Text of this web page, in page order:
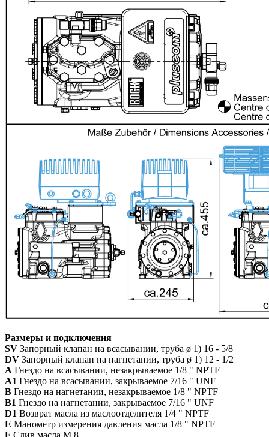
Размеры и подключения
SV Запорный клапан на всасывании, труба ø 1) 16 - 5/8
DV Запорный клапан на нагнетании, труба ø 1) 12 - 1/2
A Гнездо на всасывании, незакрываемое 1/8 " NPTF
A1 Гнездо на всасывании, закрываемое 7/16 " UNF
B Гнездо на нагнетании, незакрываемое 1/8 " NPTF
B1 Гнездо на нагнетании, закрываемое 7/16 " UNF
D1 Возврат масла из маслоотделителя 1/4 " NPTF
E Манометр измерения давления масла 1/8 " NPTF
F Слив масла M 8